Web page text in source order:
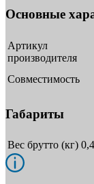
Основные
Артикул
производителя
Совместимость
Габариты
Вес брутто (кг) 0,4